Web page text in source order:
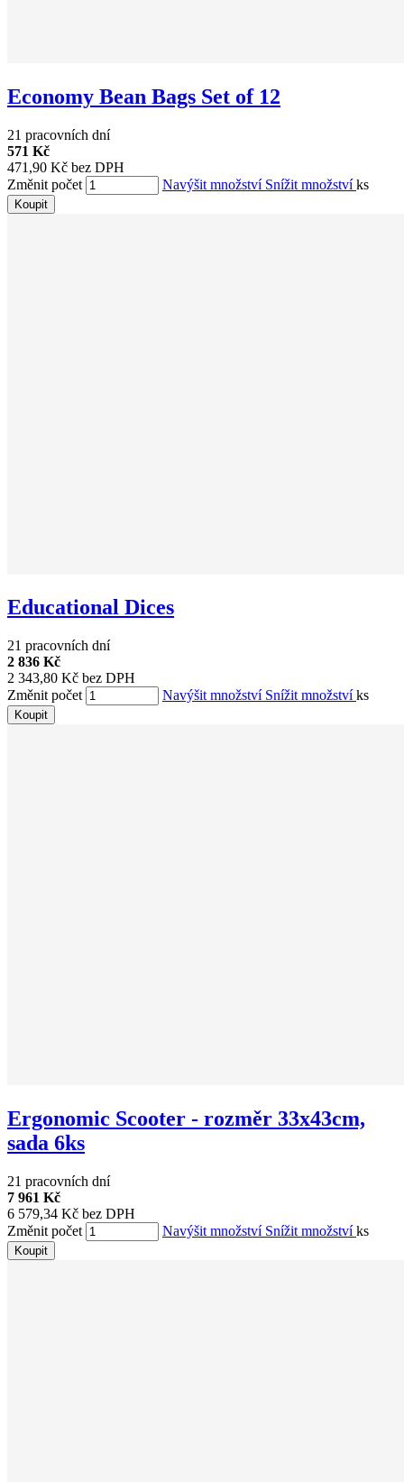
Economy Bean Bags Set of 12
21 pracovních dní
571 Kč
471,90 Kč bez DPH
Změnit počet
Navýšit množství Snížit množstvíks
Koupit
Educational Dices
21 pracovních dní
2 836 Kč
2 343,80 Kč bez DPH
Změnit počet
Navýšit množství Snížit množstvíks
Koupit
Ergonomic Scooter - rozměr 33x43cm,
sada 6ks
21 pracovních dní
7 961 Kč
6 579,34 Kč bez DPH
Změnit počet
Navýšit množství Snížit množstvíks
Koupit